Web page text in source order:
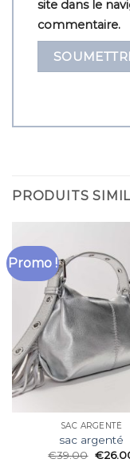
site dans le
commentaire.
PRODUITS
Promo !
SAC ARGENTÉ
sac argenté
€39.00 €